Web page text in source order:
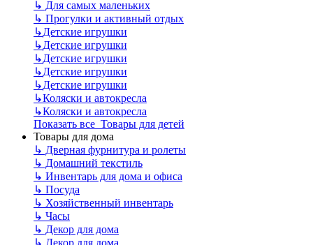
↳ Для самых маленьких
↳ Прогулки и активный отдых
↳Детские игрушки
↳Детские игрушки
↳Детские игрушки
↳Детские игрушки
↳Детские игрушки
↳Коляски и автокресла
↳Коляски и автокресла
Показать все Товары для детей
Товары для дома
↳ Дверная фурнитура и ролеты
↳ Домашний текстиль
↳ Инвентарь для дома и офиса
↳ Посуда
↳ Хозяйственный инвентарь
↳ Часы
↳ Декор для дома
↳ Декор для дома